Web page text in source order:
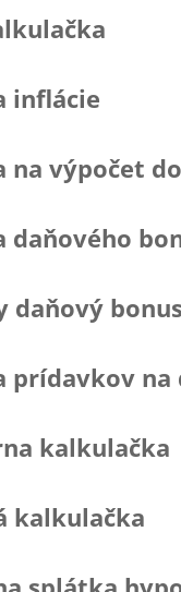
inflácie
na výpočet
daňového
daňový bonus
prídavkov na
kalkulačka
kalkulačka